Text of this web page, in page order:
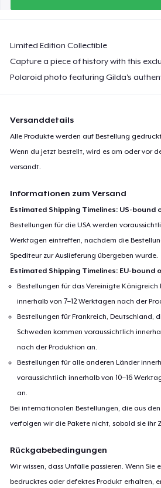
Limited Edition Collectible
Capture a piece of history with this
Polaroid photo featuring Gilda's
Versanddetails
Alle Produkte werden auf Bestellung
Wenn du jetzt bestellt, wird es am oder vor
versandt.
Informationen zum Versand
Estimated Shipping Timelines: US-bound
Bestellungen für die USA werden
Werktagen eintreffen, nachdem die
Spediteur zur Auslieferung übergeben wurde.
Estimated Shipping Timelines: EU-bound
Bestellungen für das Vereinigte
innerhalb von 7–12 Werktagen nach der
Bestellungen für Frankreich, Deutschland,
Schweden kommen voraussichtlich
nach der Produktion an.
Bestellungen für alle anderen Länder
voraussichtlich innerhalb von 10–16
an.
Bei internationalen Bestellungen, die aus
verfolgen wir die Pakete nicht, sobald sie ihr
Rückgabebedingungen
Wir wissen, dass Unfälle passieren. Wenn Sie
bedrucktes oder defektes Produkt erhalten,